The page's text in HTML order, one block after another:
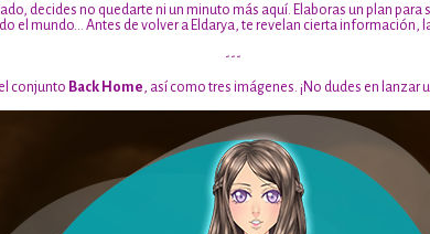
decides no quedarte ni un minuto más aquí. Elaboras un plan
el mundo… Antes de volver a Eldarya, te revelan cierta información,
---
conjunto Back Home , así como tres imágenes. ¡No dudes en